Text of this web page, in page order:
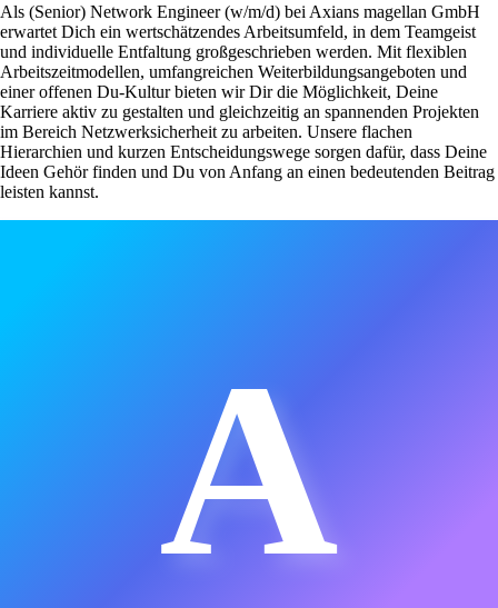
Als (Senior) Network Engineer (w/m/d) bei Axians magellan GmbH
erwartet Dich ein wertschätzendes Arbeitsumfeld, in dem Teamgeist
und individuelle Entfaltung großgeschrieben werden. Mit flexiblen
Arbeitszeitmodellen, umfangreichen Weiterbildungsangeboten und
einer offenen Du-Kultur bieten wir Dir die Möglichkeit, Deine
Karriere aktiv zu gestalten und gleichzeitig an spannenden Projekten
im Bereich Netzwerksicherheit zu arbeiten. Unsere flachen
Hierarchien und kurzen Entscheidungswege sorgen dafür, dass Deine
Ideen Gehör finden und Du von Anfang an einen bedeutenden Beitrag
leisten kannst.
A